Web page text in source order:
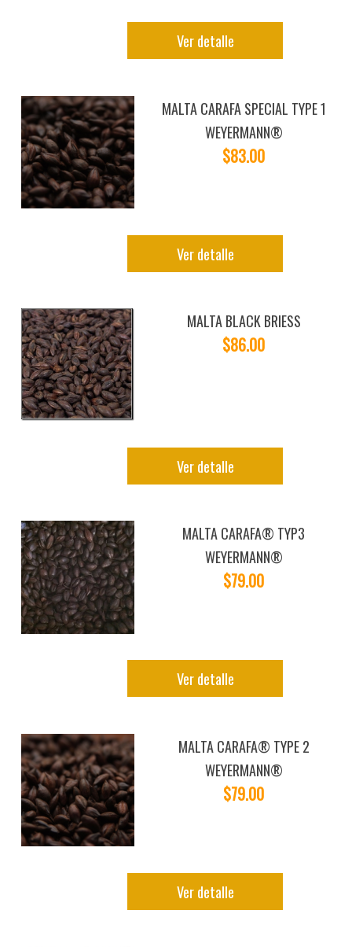
Ver detalle
MALTA CARAFA SPECIAL TYPE 1
WEYERMANN®
$83.00
Ver detalle
MALTA BLACK BRIESS
$86.00
Ver detalle
MALTA CARAFA® TYP3
WEYERMANN®
$79.00
Ver detalle
MALTA CARAFA® TYPE 2
WEYERMANN®
$79.00
Ver detalle